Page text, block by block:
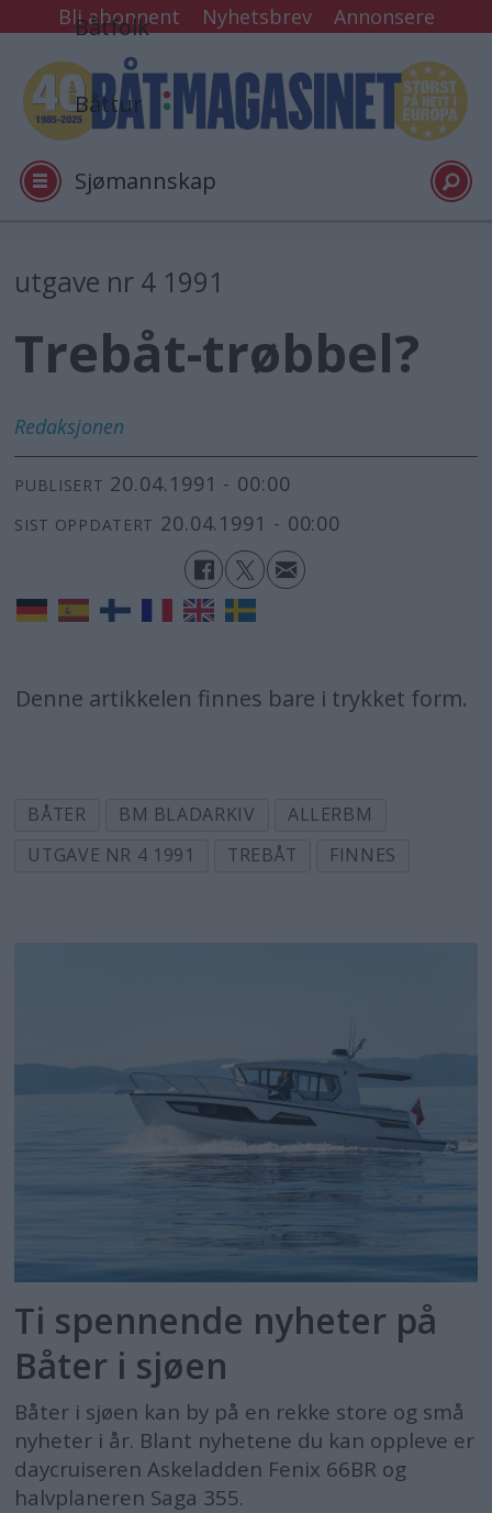
Bli abonnent Nyhetsbrev Annonsere
Båtfolk
Båttur
Sjømannskap
Arkiv
Logg inn
utgave nr 4 1991
Trebåt-trøbbel?
Redaksjonen
PUBLISERT 20.04.1991 - 00:00
SIST OPPDATERT 20.04.1991 - 00:00
Denne artikkelen finnes bare i trykket form.
BÅTER BM BLADARKIV
ALLERBM
UTGAVE NR 4 1991
TREBÅT FINNES
Ti spennende nyheter på
Båter i sjøen
Båter i sjøen kan by på en rekke store og små
nyheter i år. Blant nyhetene du kan oppleve er
daycruiseren Askeladden Fenix 66BR og
halvplaneren Saga 355.